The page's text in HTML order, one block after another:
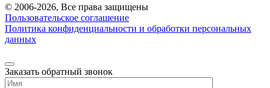
© 2006-2026, Все права защищены
Пользовательское соглашение
Политика конфиденциальности и обработки персональных
данных
Заказать обратный звонок